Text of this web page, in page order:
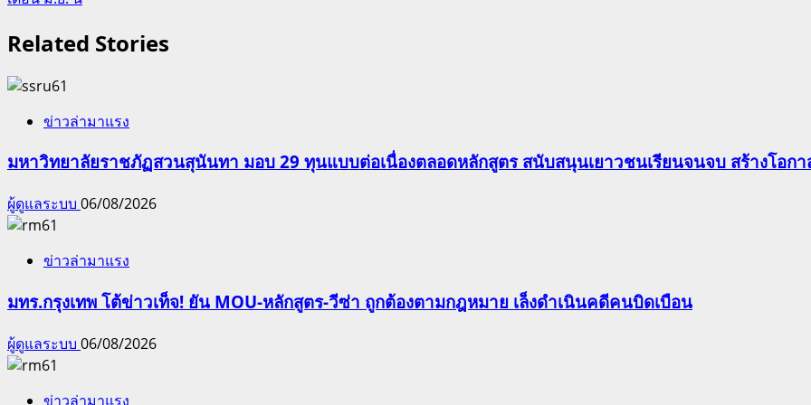
Related Stories
ข่าวล่ามาแรง
มหาวิทยาลัยราชภัฏสวนสุนันทา มอบ 29 ทุนแบบต่อเนื่องตลอดหลักสูตร สนับสนุนเยาวชนเรียนจนจบ สร้างโอกา
ผู้ดูแลระบบ 06/08/2026
ข่าวล่ามาแรง
มทร.กรุงเทพ โต้ข่าวเท็จ! ยัน MOU-หลักสูตร-วีซ่า ถูกต้องตามกฎหมาย เล็งดำเนินคดีคนบิดเบือน
ผู้ดูแลระบบ 06/08/2026
ข่าวล่ามาแรง